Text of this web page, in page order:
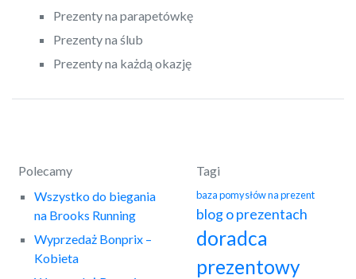
Prezenty na parapetówkę
Prezenty na ślub
Prezenty na każdą okazję
Polecamy
Wszystko do biegania
na Brooks Running
Wyprzedaż Bonprix –
Kobieta
Tagi
baza pomysłów na prezent
blog o prezentach
doradca
prezentowy